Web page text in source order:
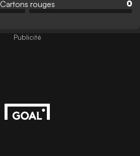
Cartons rouges 0
Publicité